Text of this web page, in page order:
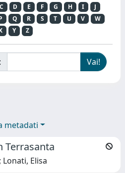
C D E F G H I
J
Q R S T U V
W
Y Z
metadati
Terrasanta
Elisa